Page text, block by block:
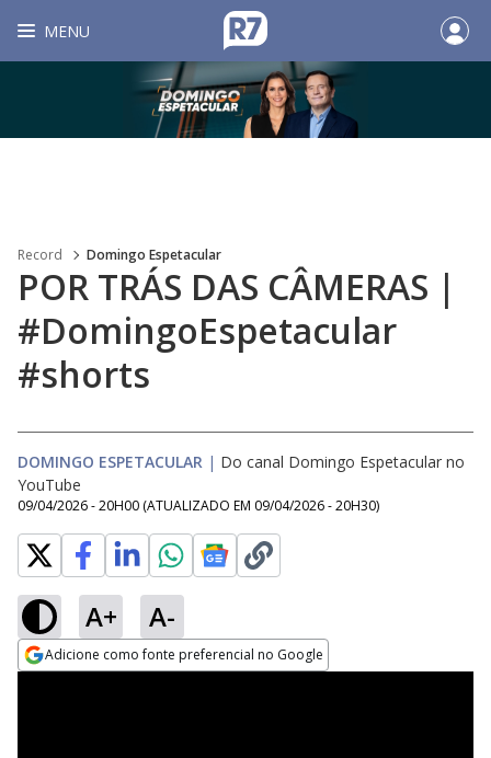
MENU
Record Domingo Espetacular
POR TRÁS DAS CÂMERAS |
#DomingoEspetacular
#shorts
DOMINGO ESPETACULAR | Do canal Domingo Espetacular no
YouTube
09/04/2026 - 20H00 (ATUALIZADO EM 09/04/2026 - 20H30)
A+ A-
Adicione como fonte preferencial no Google